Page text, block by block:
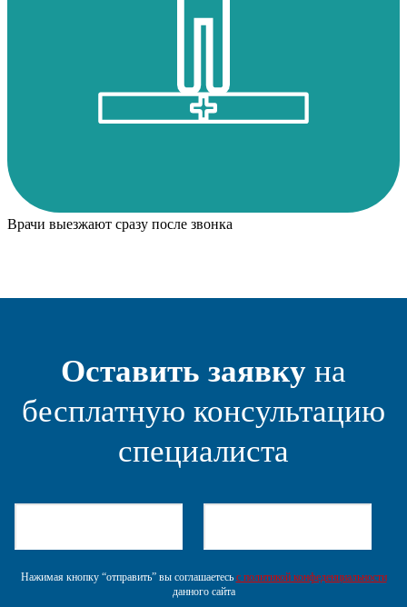
Врачи выезжают сразу после звонка
Оставить заявку на
бесплатную консультацию
специалиста
Нажимая кнопку “отправить” вы соглашаетесь с политикой конфеденциальности
данного сайта